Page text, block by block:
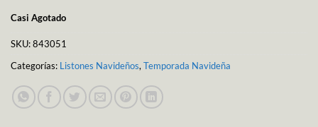
Casi Agotado
SKU:843051
Categorías: Listones Navideños, Temporada Navideña